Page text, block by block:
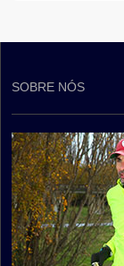
SOBRE NÓS